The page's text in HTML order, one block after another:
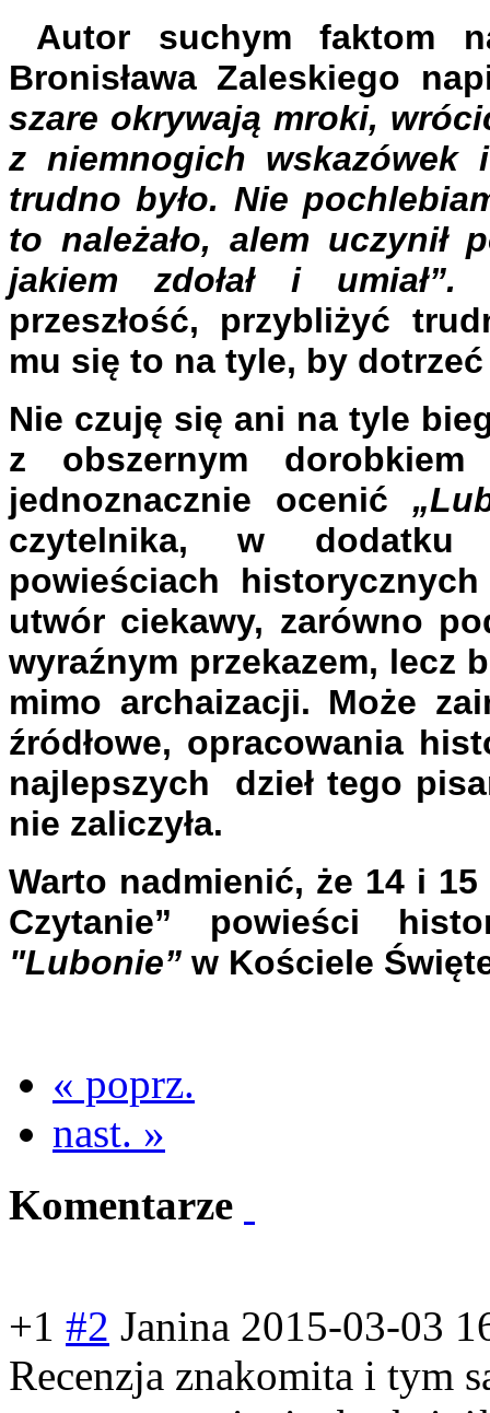
Autor suchym faktom
Bronisława Zaleskiego
szare okrywają mroki,
z niemnogich wskazówek
trudno było. Nie
to należało, alem uczynił
jakiem zdołał i
przeszłość, przybliżyć
mu się to na tyle, by
Nie czuję się ani na tyle
z obszernym dorobkiem
jednoznacznie ocenić
czytelnika, w dodatku
powieściach
utwór ciekawy, zarówno
wyraźnym przekazem, lecz
mimo archaizacji. Może
źródłowe, opracowania
najlepszych dzieł tego
nie zaliczyła.
Warto nadmienić, że 14 i
Czytanie” powieści
"Lubonie” w Kościele
« poprz.
nast. »
Komentarze
+1 #2 Janina 2015-03-03
Recenzja znakomita i tym